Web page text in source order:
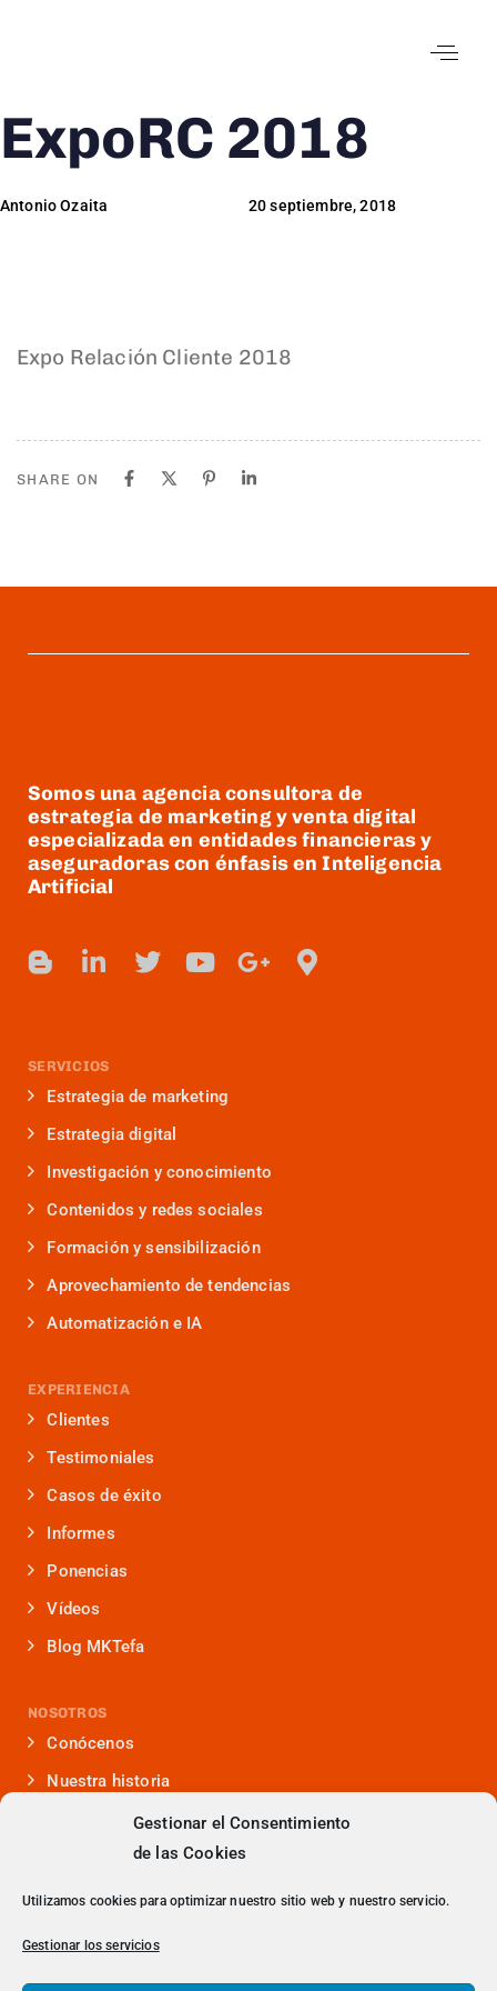
Gestionar el Consentimiento
de las Cookies
Utilizamos cookies para optimizar nuestro sitio web y nuestro servicio.
Gestionar los servicios
ExpoRC 2018
Author
Antonio Ozaita
Published
on:
20 septiembre, 2018
Published
in:
Expo Relación Cliente 2018
SHARE ON
Somos una agencia consultora de
estrategia de marketing y venta digital
especializada en entidades financieras y
aseguradoras con énfasis en Inteligencia
Artificial
SERVICIOS
Estrategia de marketing
Estrategia digital
Investigación y conocimiento
Contenidos y redes sociales
Formación y sensibilización
Aprovechamiento de tendencias
Automatización e IA
EXPERIENCIA
Clientes
Testimoniales
Casos de éxito
Informes
Ponencias
Vídeos
Blog MKTefa
NOSOTROS
Conócenos
Nuestra historia
Iniciativas que lideramos
Noticias y eventos
Presencia en medios